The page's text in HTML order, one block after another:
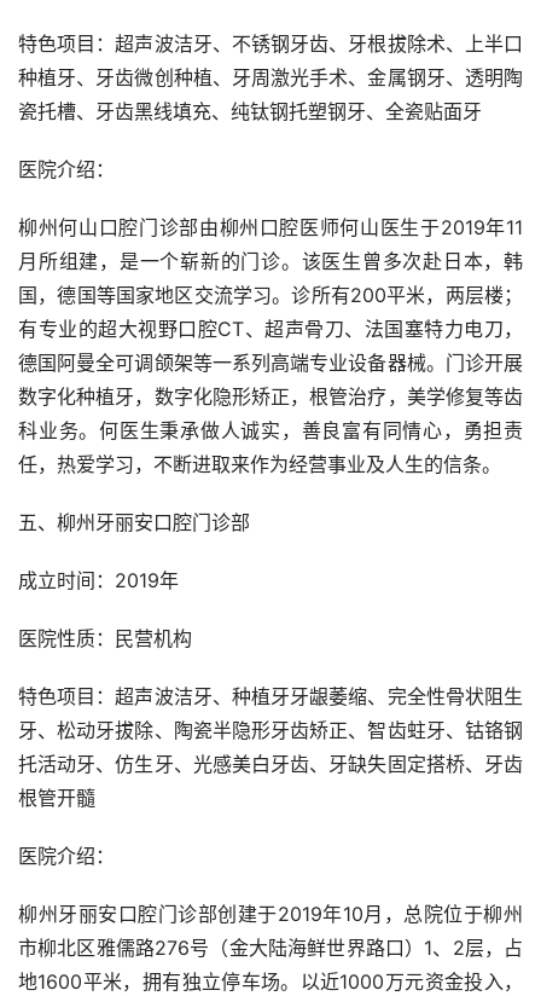
特色项目：超声波洁牙、不锈钢牙齿、牙根拔除术、上半口
种植牙、牙齿微创种植、牙周激光手术、金属钢牙、透明陶
瓷托槽、牙齿黑线填充、纯钛钢托塑钢牙、全瓷贴面牙
医院介绍：
柳州何山口腔门诊部由柳州口腔医师何山医生于2019年11
月所组建，是一个崭新的门诊。该医生曾多次赴日本，韩
国，德国等国家地区交流学习。诊所有200平米，两层楼；
有专业的超大视野口腔CT、超声骨刀、法国塞特力电刀，
德国阿曼全可调颌架等一系列高端专业设备器械。门诊开展
数字化种植牙，数字化隐形矫正，根管治疗，美学修复等齿
科业务。何医生秉承做人诚实，善良富有同情心，勇担责
任，热爱学习，不断进取来作为经营事业及人生的信条。
五、柳州牙丽安口腔门诊部
成立时间：2019年
医院性质：民营机构
特色项目：超声波洁牙、种植牙牙龈萎缩、完全性骨状阻生
牙、松动牙拔除、陶瓷半隐形牙齿矫正、智齿蛀牙、钴铬钢
托活动牙、仿生牙、光感美白牙齿、牙缺失固定搭桥、牙齿
根管开髓
医院介绍：
柳州牙丽安口腔门诊部创建于2019年10月，总院位于柳州
市柳北区雅儒路276号（金大陆海鲜世界路口）1、2层，占
地1600平米，拥有独立停车场。以近1000万元资金投入，